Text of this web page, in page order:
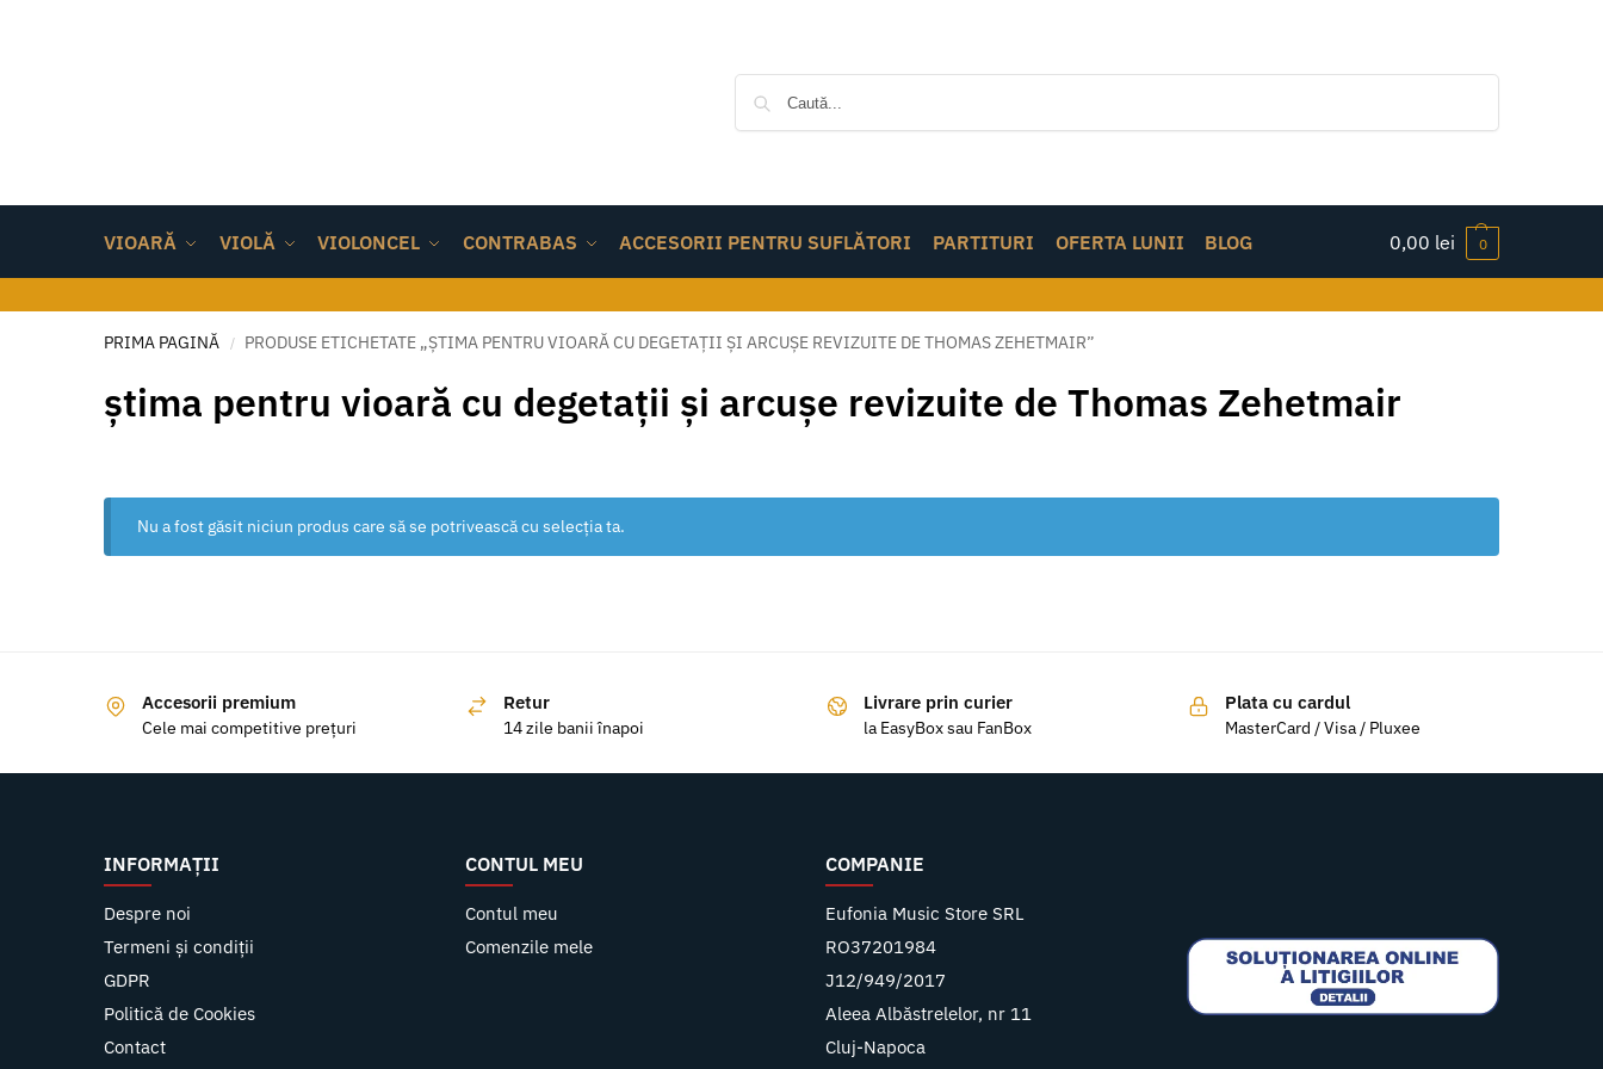
VIOARĂ VIOLĂ VIOLONCEL CONTRABAS ACCESORII PENTRU SUFLĂTORI PARTITURI OFERTA LUNII BLOG 0,00 lei 0
PRIMA PAGINĂ / PRODUSE ETICHETATE „ȘTIMA PENTRU VIOARĂ CU DEGETAȚII ȘI ARCUȘE REVIZUITE DE THOMAS ZEHETMAIR”
știma pentru vioară cu degetații și arcușe revizuite de Thomas Zehetmair
Nu a fost găsit niciun produs care să se potrivească cu selecția ta.
Accesorii premium
Cele mai competitive prețuri
Retur
14 zile banii înapoi
Livrare prin curier
la EasyBox sau FanBox
Plata cu cardul
MasterCard / Visa / Pluxee
INFORMAȚII
Despre noi
Termeni și condiții
GDPR
Politică de Cookies
Contact
CONTUL MEU
Contul meu
Comenzile mele
COMPANIE
Eufonia Music Store SRL
RO37201984
J12/949/2017
Aleea Albăstrelelor, nr 11
Cluj-Napoca